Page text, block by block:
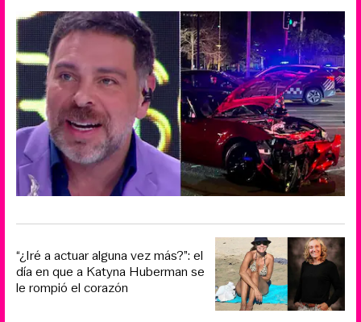
“¿Iré a actuar alguna vez más?”: el
día en que a Katyna Huberman se
le rompió el corazón